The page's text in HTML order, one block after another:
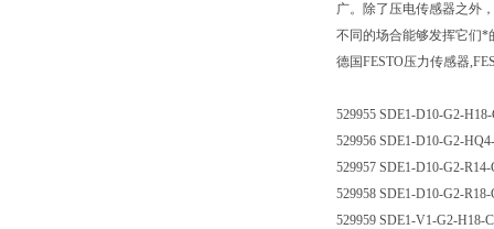
广。除了压电传感器之外
不同的场合能够发挥它们*
德国FESTO压力传感器
529955 SDE1-D10-G2-
529956 SDE1-D10-G2-
529957 SDE1-D10-G2-
529958 SDE1-D10-G2-
529959 SDE1-V1-G2-H18-